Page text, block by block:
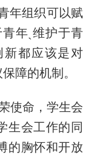
年组织可以赋
年ˎ维护于青
新都应该是对
障的机制。
使命，学生会
生会工作的同
的胸怀和开放